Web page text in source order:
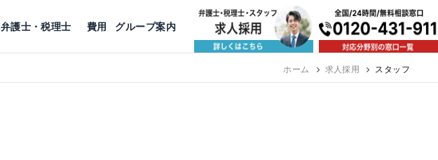
公益活動
京都 神戸 福岡
弁護士・税理士 費用 グループ案内
東京にて、相談予約スタッフ募集（月給38万以上）ホーム 求人採用 スタッフ